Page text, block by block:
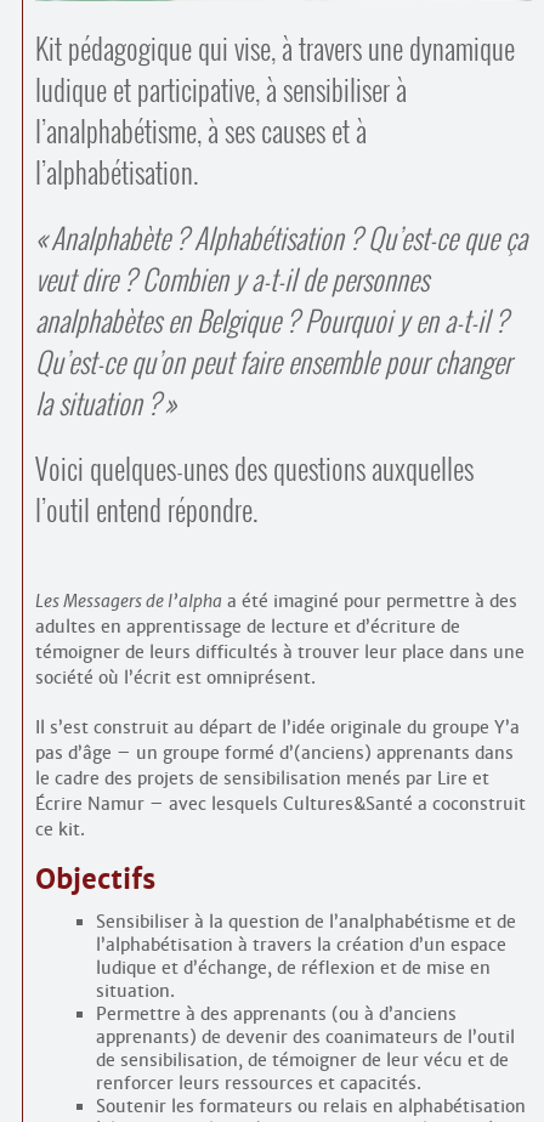
Kit pédagogique qui vise, à travers une dynamique
ludique et participative, à sensibiliser à
l’analphabétisme, à ses causes et à
l’alphabétisation.
Analphabète ? Alphabétisation ? Qu’est-ce que ça
veut dire ? Combien y a-t-il de personnes
analphabètes en Belgique ? Pourquoi y en a-t-il ?
Qu’est-ce qu’on peut faire ensemble pour changer
la situation ?
Voici quelques-unes des questions auxquelles
l’outil entend répondre.
Les Messagers de l’alpha a été imaginé pour permettre à des
adultes en apprentissage de lecture et d’écriture de
témoigner de leurs difficultés à trouver leur place dans une
société où l’écrit est omniprésent.
Il s’est construit au départ de l’idée originale du groupe Y’a
pas d’âge – un groupe formé d’(anciens) apprenants dans
le cadre des projets de sensibilisation menés par Lire et
Écrire Namur – avec lesquels Cultures&Santé a coconstruit
ce kit.
Objectifs
Sensibiliser à la question de l’analphabétisme et de
l’alphabétisation à travers la création d’un espace
ludique et d’échange, de réflexion et de mise en
situation.
Permettre à des apprenants (ou à d’anciens
apprenants) de devenir des co­animateurs de l’outil
de sensibilisation, de témoigner de leur vécu et de
renforcer leurs ressources et capacités.
Soutenir les formateurs ou relais en alphabétisation